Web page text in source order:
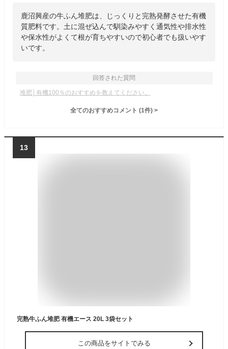
鹿沼興産の牛ふん堆肥は、じっくりと完熟発酵させた有機
質肥料です。土に混ぜ込んで馴染みやすく通気性や排水性
や保水性がよくて根が育ちやすいので初心者でも扱いやす
いです。
回答された質問
堆肥│有機100％のおすすめを教えてください。
全てのおすすめコメント (1件) >
13
完熟牛ふん堆肥 有機エース 20L 3袋セット
この商品をサイトでみる